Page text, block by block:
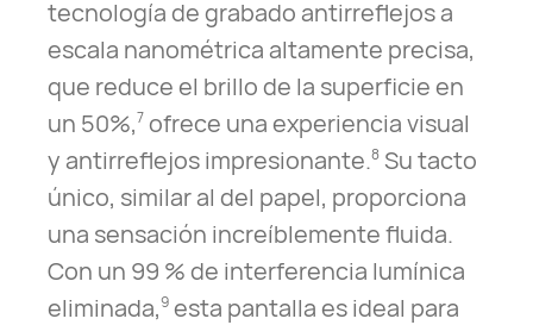
tecnología de grabado antirreflejos a
escala nanométrica altamente precisa,
que reduce el brillo de la superficie en
un 50%,7ofrece una experiencia visual
y antirreflejos impresionante.8 Su tacto
único, similar al del papel, proporciona
una sensación increíblemente fluida.
Con un 99 % de interferencia lumínica
eliminada,9esta pantalla es ideal para